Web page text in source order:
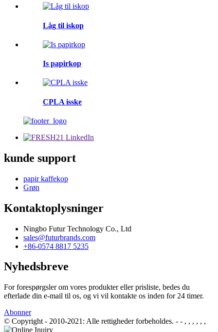
Låg til iskop
Is papirkop
CPLA isske
kunde support
papir kaffekop
Grøn
Kontaktoplysninger
Ningbo Futur Technology Co., Ltd
sales@futurbrands.com
+86-0574 8817 5235
Nyhedsbreve
For forespørgsler om vores produkter eller prisliste, bedes du
efterlade din e-mail til os, og vi vil kontakte os inden for 24 timer.
Abonner
© Copyright - 2010-2021: Alle rettigheder forbeholdes. - - , , , , , ,